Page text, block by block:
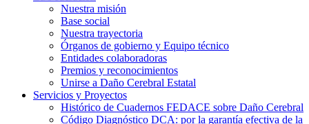
Nuestra misión
Base social
Nuestra trayectoria
Órganos de gobierno y Equipo técnico
Entidades colaboradoras
Premios y reconocimientos
Unirse a Daño Cerebral Estatal
Servicios y Proyectos
Histórico de Cuadernos FEDACE sobre Daño Cerebral
Código Diagnóstico DCA: por la garantía efectiva de la